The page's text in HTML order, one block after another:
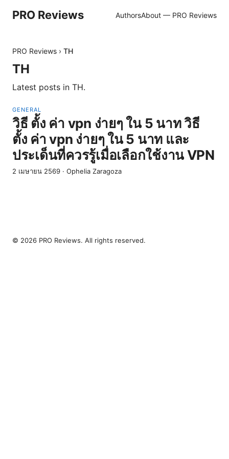
PRO Reviews AuthorsAbout — PRO Reviews
PRO Reviews › TH
TH
Latest posts in TH.
GENERAL
วิธี ตั้ง ค่า vpn ง่ายๆ ใน 5 นาท วิธี
ตั้ง ค่า vpn ง่ายๆ ใน 5 นาท และ
ประเด็นที่ควรรู้เมื่อเลือกใช้งาน VPN
2 เมษายน 2569 · Ophelia Zaragoza
© 2026 PRO Reviews. All rights reserved.